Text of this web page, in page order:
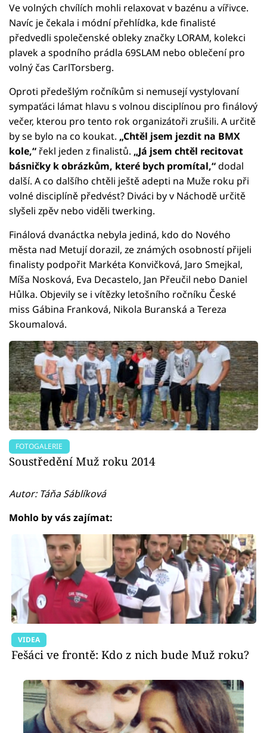
Ve volných chvílích mohli relaxovat v bazénu a vířivce.
Navíc je čekala i módní přehlídka, kde finalisté
předvedli společenské obleky značky LORAM, kolekci
plavek a spodního prádla 69SLAM nebo oblečení pro
volný čas CarlTorsberg.
Oproti předešlým ročníkům si nemusejí vystylovaní
sympaťáci lámat hlavu s volnou disciplínou pro finálový
večer, kterou pro tento rok organizátoři zrušili. A určitě
by se bylo na co koukat. „Chtěl jsem jezdit na BMX
kole,“ řekl jeden z finalistů. „Já jsem chtěl recitovat
básničky k obrázkům, které bych promítal,“dodal
další. A co dalšího chtěli ještě adepti na Muže roku při
volné disciplíně předvést? Diváci by v Náchodě určitě
slyšeli zpěv nebo viděli twerking.
Finálová dvanáctka nebyla jediná, kdo do Nového
města nad Metují dorazil, ze známých osobností přijeli
finalisty podpořit Markéta Konvičková, Jaro Smejkal,
Míša Nosková, Eva Decastelo, Jan Přeučil nebo Daniel
Hůlka. Objevily se i vítězky letošního ročníku České
miss Gábina Franková, Nikola Buranská a Tereza
Skoumalová.
FOTOGALERIE
Soustředění Muž roku 2014
Autor: Táňa Sáblíková
Mohlo by vás zajímat:
VIDEA
Fešáci ve frontě: Kdo z nich bude Muž roku?